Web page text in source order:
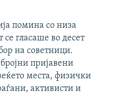
помина со низа
гласаше во десет
на советници.
пријавени
места, физички
активисти и